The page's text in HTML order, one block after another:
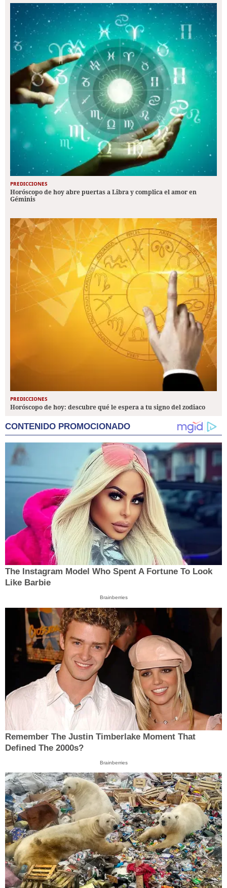
PREDICCIONES
Horóscopo de hoy abre puertas a Libra y complica el amor en
Géminis
PREDICCIONES
Horóscopo de hoy: descubre qué le espera a tu signo del zodiaco
CONTENIDO PROMOCIONADO
The Instagram Model Who Spent A Fortune To Look
Like Barbie
Brainberries
Remember The Justin Timberlake Moment That
Defined The 2000s?
Brainberries